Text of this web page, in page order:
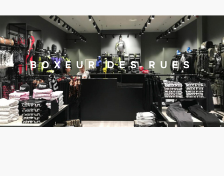
BOXEUR DES RUES